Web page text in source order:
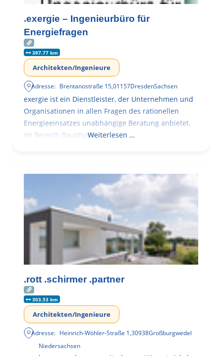
.exergie – Ingenieurbüro für
Energiefragen
397.77 km
Architekten/Ingenieure
Adresse: Brentanostraße 15,01157DresdenSachsen
exergie ist ein Dienstleister, der Unternehmen und
Organisationen in allen Fragen des rationellen
Energieeinsatzes unabhängige Beratung anbietet.
Im Bereich BauphysikWeiterlesen …
.rott .schirmer .partner
303.53 km
Architekten/Ingenieure
Adresse: Heinrich-Wöhler-Straße 1,30938Großburgwedel
Niedersachsen